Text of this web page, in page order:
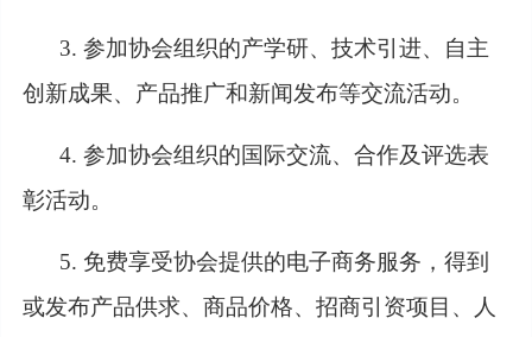
3. 参加协会组织的产学研、技术引进、自主
创新成果、产品推广和新闻发布等交流活动。
4. 参加协会组织的国际交流、合作及评选表
彰活动。
5. 免费享受协会提供的电子商务服务，得到
或发布产品供求、商品价格、招商引资项目、人